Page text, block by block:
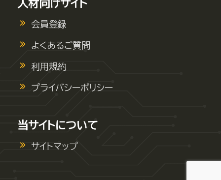
人材向けサイト
会員登録
よくあるご質問
利用規約
プライバシーポリシー
当サイトについて
サイトマップ